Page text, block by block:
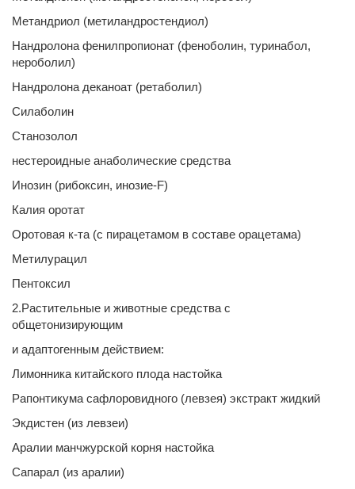
Метандриол (метиландростендиол)
Нандролона фенилпропионат (феноболин, туринабол,
нероболил)
Нандролона деканоат (ретаболил)
Силаболин
Станозолол
нестероидные анаболические средства
Инозин (рибоксин, инозие-F)
Калия оротат
Оротовая к-та (с пирацетамом в составе орацетама)
Метилурацил
Пентоксил
2.Растительные и животные средства с
общетонизирующим
и адаптогенным действием:
Лимонника китайского плода настойка
Рапонтикума сафлоровидного (левзея) экстракт жидкий
Экдистен (из левзеи)
Аралии манчжурской корня настойка
Сапарал (из аралии)